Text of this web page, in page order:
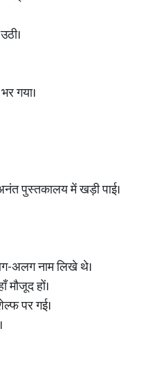
गया।
पुस्तकालय में खड़ी पाई।
अलग नाम लिखे थे।
मौजूद हों।
पर गई।